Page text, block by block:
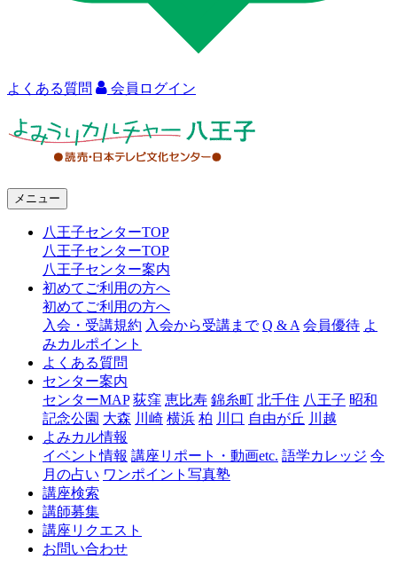
よくある質問 会員ログイン
ャ
王
メニュー
八王子センターTOP
八王子センターTOP
八王子センター案内
初めてご利用の方へ
初めてご利用の方へ
入会・受講規約 入会から受講まで Q & A 会員優待 よ
みカルポイント
よくある質問
センター案内
センターMAP 荻窪 恵比寿 錦糸町 北千住 八王子 昭和
記念公園 大森 川崎 横浜 柏 川口 自由が丘 川越
よみカル情報
イベント情報 講座リポート・動画etc. 語学カレッジ 今
月の占い ワンポイント写真塾
講座検索
講師募集
講座リクエスト
お問い合わせ